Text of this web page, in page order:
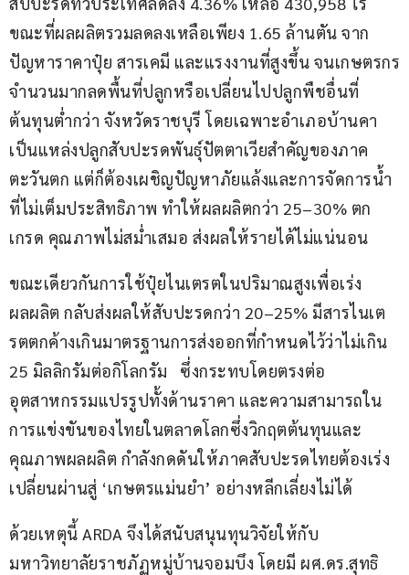
ขณะที่ผลผลิตรวมลดลงเหลือเพียง 1.65 ล้านตัน จาก
ปัญหาราคาปุ๋ย สารเคมี และแรงงานที่สูงขึ้น จนเกษตรกร
จำนวนมากลดพื้นที่ปลูกหรือเปลี่ยนไปปลูกพืชอื่นที่
ต้นทุนต่ำกว่า จังหวัดราชบุรี โดยเฉพาะอำเภอบ้านคา
เป็นแหล่งปลูกสับปะรดพันธุ์ปัตตาเวียสำคัญของภาค
ตะวันตก แต่ก็ต้องเผชิญปัญหาภัยแล้งและการจัดการน้ำ
ที่ไม่เต็มประสิทธิภาพ ทำให้ผลผลิตกว่า 25–30% ตก
เกรด คุณภาพไม่สม่ำเสมอ ส่งผลให้รายได้ไม่แน่นอน
ขณะเดียวกันการใช้ปุ๋ยไนเตรตในปริมาณสูงเพื่อเร่ง
ผลผลิต กลับส่งผลให้สับปะรดกว่า 20–25% มีสารไนเต
รตตกค้างเกินมาตรฐานการส่งออกที่กำหนดไว้ว่าไม่เกิน
25 มิลลิกรัมต่อกิโลกรัม   ซึ่งกระทบโดยตรงต่อ
อุตสาหกรรมแปรรูปทั้งด้านราคา และความสามารถใน
การแข่งขันของไทยในตลาดโลกซึ่งวิกฤตต้นทุนและ
คุณภาพผลผลิต กำลังกดดันให้ภาคสับปะรดไทยต้องเร่ง
เปลี่ยนผ่านสู่ ‘เกษตรแม่นยำ’ อย่างหลีกเลี่ยงไม่ได้
ด้วยเหตุนี้ ARDA จึงได้สนับสนุนทุนวิจัยให้กับ
มหาวิทยาลัยราชภัฏหมู่บ้านจอมบึง โดยมี ผศ.ดร.สุทธิ